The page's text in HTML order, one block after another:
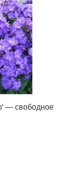
— свободное